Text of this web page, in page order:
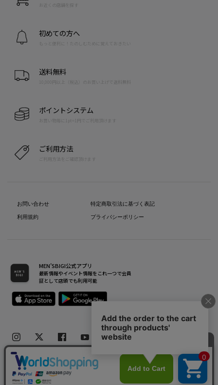
お近くの店舗を探す
初めての方へ
もっと便利に！たのしむために覚えておきたい
送料無料
10,000円以上（税込）のお買い上げで送料無料
ポイントシステム
お買い物毎に1pt=1円でご利用頂けます
ご利用方法
ご利用方法をご確認頂けます
お問い合わせ
利用規約
特定商取引法に基づく表記
プライバシーポリシー
MEN’SBIGI公式アプリ
最新情報やイベント情報をこれ一つで会員
証として店頭でも利用可能
Copyright(C) Bigi Co.,Ltd.All Rights Reserved.